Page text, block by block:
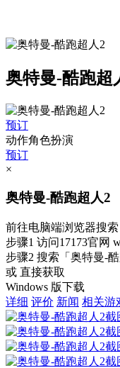
奥特曼-酷跑超
预订
动作角色扮演
预订
×
奥特曼-酷跑超人2
前往电脑端浏览器搜索
步骤1 访问17173官网
步骤2 搜索 「奥特曼-
或 直接获取
Windows 版下载
详细 评价 新闻 相关游